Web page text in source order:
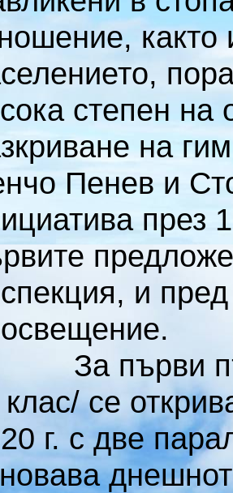
както
степен на
на
Пенев и
през
и
първи път
клас/ се
г. с две